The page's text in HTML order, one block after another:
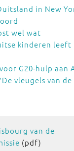
in New
wel wat
kinderen leeft
G20-hulp aan
vleugels van de
van de
(pdf)